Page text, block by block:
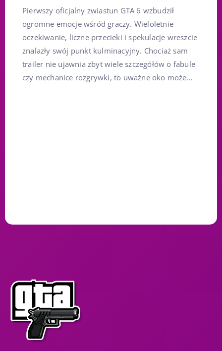
Pierwszy oficjalny zwiastun GTA 6 wzbudził
ogromne emocje wśród graczy. Wieloletnie
oczekiwanie, liczne przecieki i spekulacje wreszcie
znalazły swój punkt kulminacyjny. Chociaż sam
trailer nie ujawnia zbyt wiele szczegółów o fabule
czy mechanice rozgrywki, to uważne oko może...